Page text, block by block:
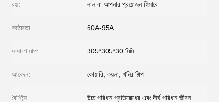
রঙ: লাল বা আপনার প্রয়োজন হিসাবে
কঠোরতা: 60A-95A
সাধারণ মাপ: 305*305*30 মিমি
আবেদন: কোয়ারি, কয়লা, খনির শিল্প
বৈশিষ্ট্য: উচ্চ পরিধান প্রতিরোধের এবং দীর্ঘ পরিধান জীবন